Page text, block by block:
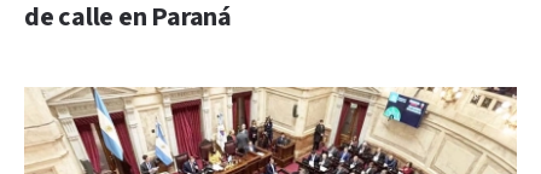
de calle en Paraná